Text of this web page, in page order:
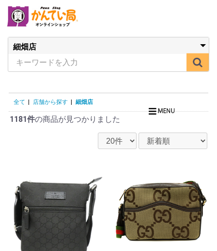
全て 店舗から探す 細畑店
1181件の商品が見つかりました